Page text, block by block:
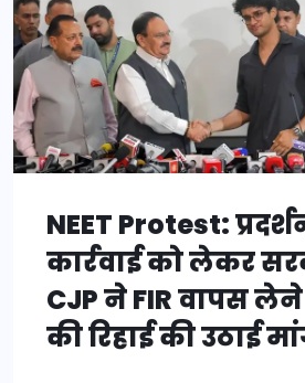
NEET Protest:
कार्रवाई को लेकर
CJP ने FIR वापस लेने
की रिहाई की उठाई